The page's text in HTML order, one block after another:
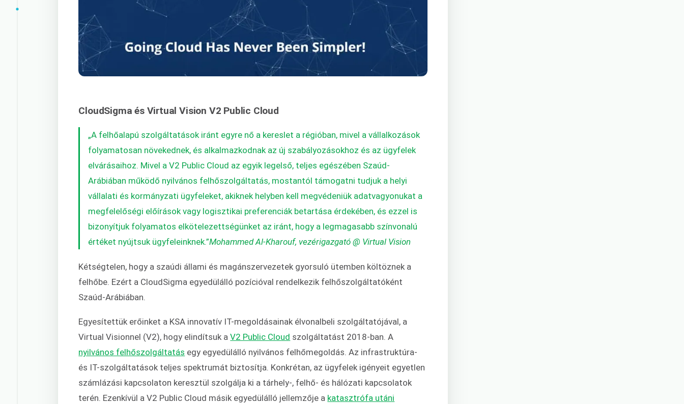
CloudSigma és Virtual Vision V2 Public Cloud
„A felhőalapú szolgáltatások iránt egyre nő a kereslet a régióban, mivel a vállalkozások
folyamatosan növekednek, és alkalmazkodnak az új szabályozásokhoz és az ügyfelek
elvárásaihoz. Mivel a V2 Public Cloud az egyik legelső, teljes egészében Szaúd-
Arábiában működő nyilvános felhőszolgáltatás, mostantól támogatni tudjuk a helyi
vállalati és kormányzati ügyfeleket, akiknek helyben kell megvédeniük adatvagyonukat a
megfelelőségi előírások vagy logisztikai preferenciák betartása érdekében, és ezzel is
bizonyítjuk folyamatos elkötelezettségünket az iránt, hogy a legmagasabb színvonalú
értéket nyújtsuk ügyfeleinknek.”Mohammed Al-Kharouf, vezérigazgató @ Virtual Vision
Kétségtelen, hogy a szaúdi állami és magánszervezetek gyorsuló ütemben költöznek a
felhőbe. Ezért a CloudSigma egyedülálló pozícióval rendelkezik felhőszolgáltatóként
Szaúd-Arábiában.
Egyesítettük erőinket a KSA innovatív IT-megoldásainak élvonalbeli szolgáltatójával, a
Virtual Visionnel (V2), hogy elindítsuk aV2 Public Cloud szolgáltatást 2018-ban. A
nyilvános felhőszolgáltatás egy egyedülálló nyilvános felhőmegoldás. Az infrastruktúra-
és IT-szolgáltatások teljes spektrumát biztosítja. Konkrétan, az ügyfelek igényeit egyetlen
számlázási kapcsolaton keresztül szolgálja ki a tárhely-, felhő- és hálózati kapcsolatok
terén. Ezenkívül a V2 Public Cloud másik egyedülálló jellemzője a katasztrófa utáni